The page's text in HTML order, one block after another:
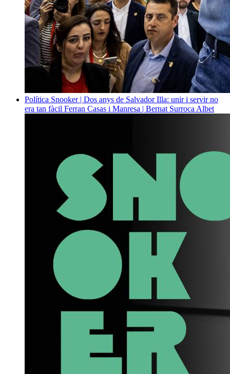
Política Snooker | Dos anys de Salvador Illa: unir i servir no
era tan fàcil Ferran Casas i Manresa | Bernat Surroca Albet